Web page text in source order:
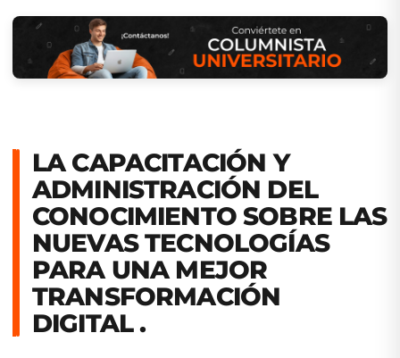
LA CAPACITACIÓN Y
ADMINISTRACIÓN DEL
CONOCIMIENTO SOBRE LAS
NUEVAS TECNOLOGÍAS
PARA UNA MEJOR
TRANSFORMACIÓN
DIGITAL .